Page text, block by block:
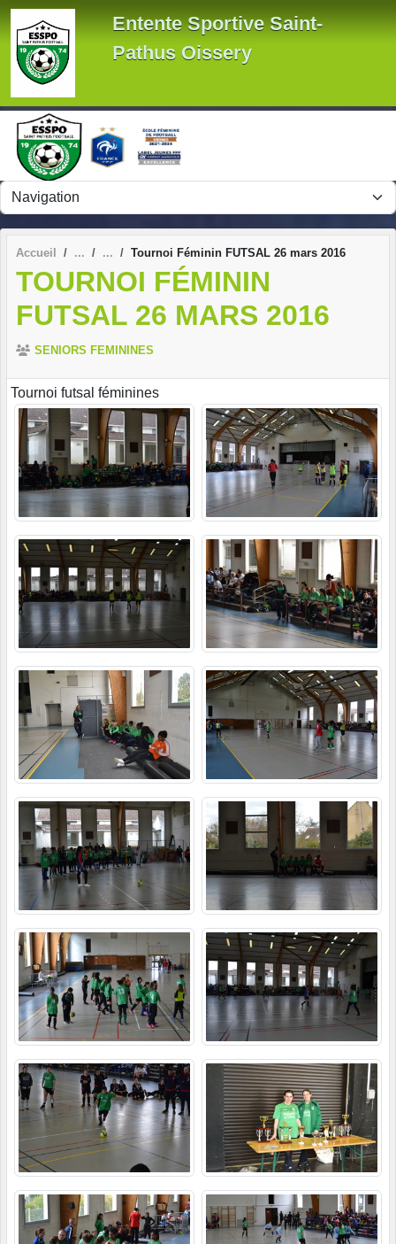
Entente Sportive Saint-
Pathus Oissery
Accueil Tournoi Féminin FUTSAL 26 mars 2016
TOURNOI FÉMININ
FUTSAL 26 MARS 2016
SENIORS FEMININES
Tournoi futsal féminines
Panneau de gestion des cookies